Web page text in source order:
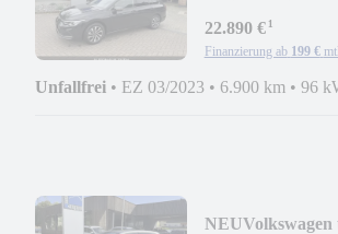
22.890 €¹
Finanzierung ab 199 € mtl.
Unfallfrei • EZ 03/2023 • 6.900 km • 96
NEUVolkswagen